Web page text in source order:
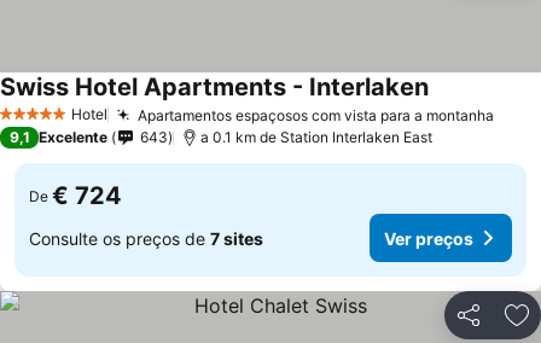
5 Estrelas Hotel Apartamentos espaçosos com vista para a montanha
Swiss Hotel Apartments - Interlaken
9,1 Excelente 643 a 0.1 km de Station Interlaken East
De € 724
Consulte os preços de 7 sites Ver preços
Partilhar